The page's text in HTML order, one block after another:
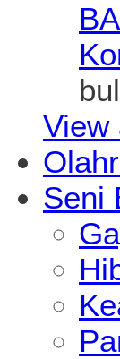
View
Seni